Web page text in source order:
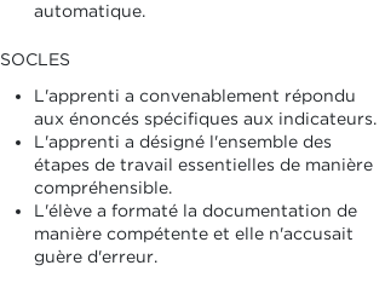
automatique.
SOCLES
L'apprenti a convenablement répondu
aux énoncés spécifiques aux indicateurs.
L'apprenti a désigné l'ensemble des
étapes de travail essentielles de manière
compréhensible.
L'élève a formaté la documentation de
manière compétente et elle n'accusait
guère d'erreur.